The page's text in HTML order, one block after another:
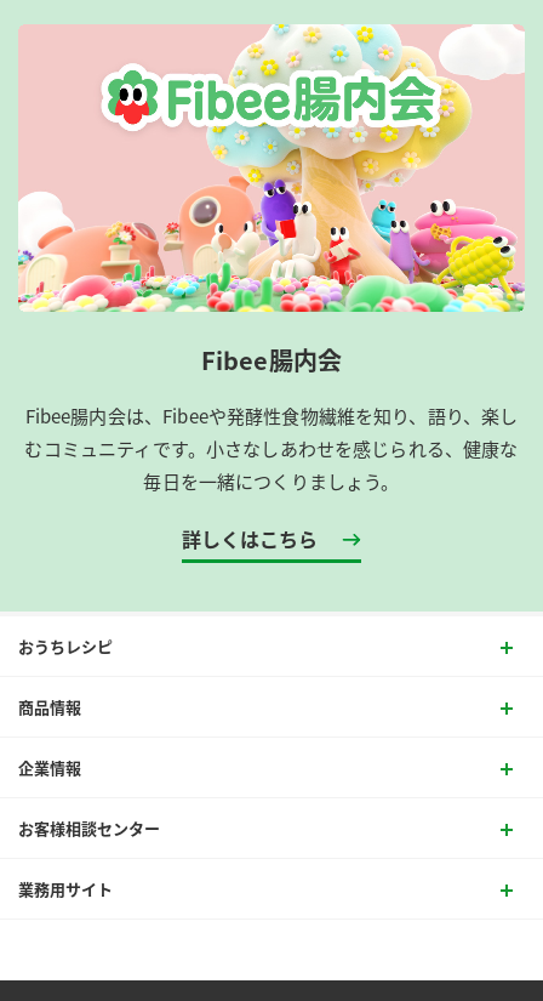
Fibee腸内会
Fibee腸内会は、​Fibeeや発酵性食物繊維を知り、語り、楽し
むコミュニティです。​小さなしあわせを感じられる、健康な
毎日を一緒につくりましょう。
詳しくはこちら
おうちレシピ
商品情報
企業情報
お客様相談センター
業務用サイト